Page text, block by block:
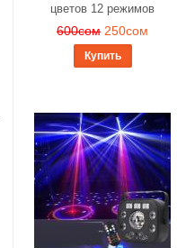
цветов 12 режимов
600сом 250сом
Купить